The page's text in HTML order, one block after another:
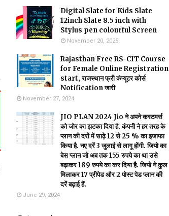
Digital Slate for Kids Slate
12inch Slate 8.5 inch with
Stylus pen colourful Screen
November 20, 2025
Rajasthan Free RS-CIT Course
for Female Online Registration
start, राजस्थान फ्री कंप्यूटर कोर्स
Notification जारी
November 27, 2024
JIO PLAN 2024 Jio ने अपने कस्टमर्स
को जोर का झटका दिया है. कंपनी ने हर तरह के
प्लान की दरों में साढ़े 12 से 25 % का इजाफा
किया है. नए दरें 3 जुलाई से लागू होंगी. जियो का
बेस प्लान जो अब तक 155 रुपये का था उसे
बढ़ाकर 189 रुपये का कर दिया है. जियो ने कुल
मिलाकर 17 प्रीपेड और 2 पोस्ट पेड प्लान की
दरें बढ़ाई हैं.
June 29, 2024